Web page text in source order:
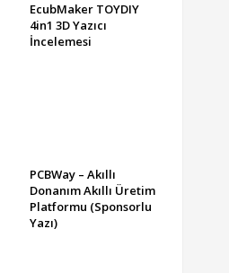
EcubMaker TOYDIY
4in1 3D Yazıcı
İncelemesi
PCBWay – Akıllı
Donanım Akıllı Üretim
Platformu (Sponsorlu
Yazı)